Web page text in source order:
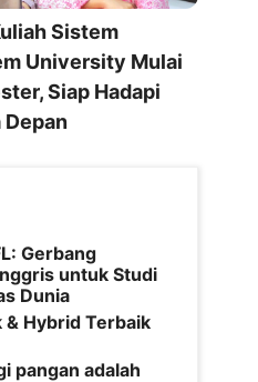
Sistem
University Mulai
Siap Hadapi
Depan
Gerbang
untuk Studi
Dunia
& Hybrid Terbaik
pangan adalah